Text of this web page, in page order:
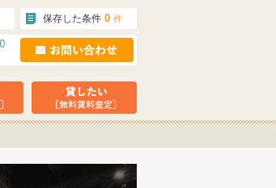
保存した条件 0 件